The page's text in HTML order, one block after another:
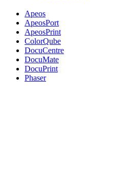
Apeos
ApeosPort
ApeosPrint
ColorQube
DocuCentre
DocuMate
DocuPrint
Phaser